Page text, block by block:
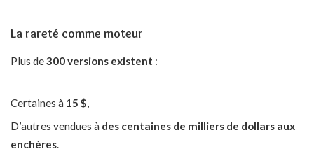
La rareté comme moteur
Plus de300 versions existent :
Certaines à 15 $,
D’autres vendues à des centaines de milliers de dollars aux
enchères.